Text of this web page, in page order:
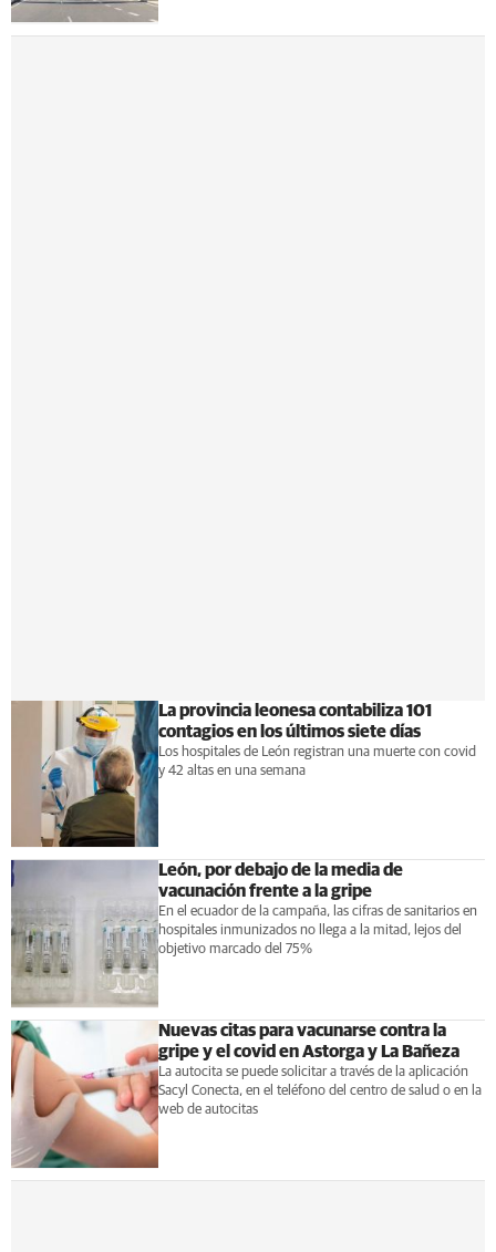
La provincia leonesa contabiliza 101
contagios en los últimos siete días
Los hospitales de León registran una muerte con covid
y 42 altas en una semana
León, por debajo de la media de
vacunación frente a la gripe
En el ecuador de la campaña, las cifras de sanitarios en
hospitales inmunizados no llega a la mitad, lejos del
objetivo marcado del 75%
Nuevas citas para vacunarse contra la
gripe y el covid en Astorga y La Bañeza
La autocita se puede solicitar a través de la aplicación
Sacyl Conecta, en el teléfono del centro de salud o en la
web de autocitas